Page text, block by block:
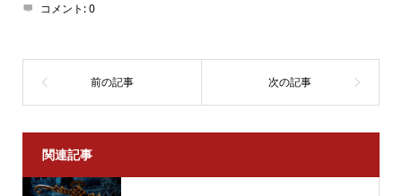
コメント:0
関連記事